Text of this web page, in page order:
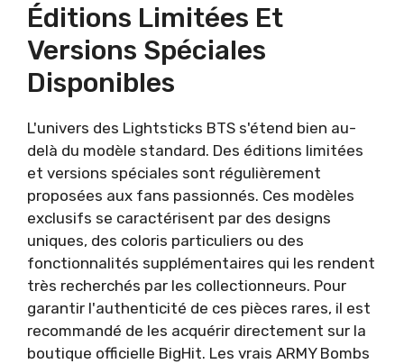
Éditions Limitées Et
Versions Spéciales
Disponibles
L'univers des Lightsticks BTS s'étend bien au-
delà du modèle standard. Des éditions limitées
et versions spéciales sont régulièrement
proposées aux fans passionnés. Ces modèles
exclusifs se caractérisent par des designs
uniques, des coloris particuliers ou des
fonctionnalités supplémentaires qui les rendent
très recherchés par les collectionneurs. Pour
garantir l'authenticité de ces pièces rares, il est
recommandé de les acquérir directement sur la
boutique officielle BigHit. Les vrais ARMY Bombs